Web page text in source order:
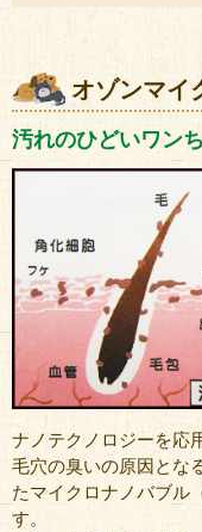
オゾンマイ
汚れのひどいワン
ナノテクノロジーを応
毛穴の臭いの原因とな
たマイクロナノバブル
す。